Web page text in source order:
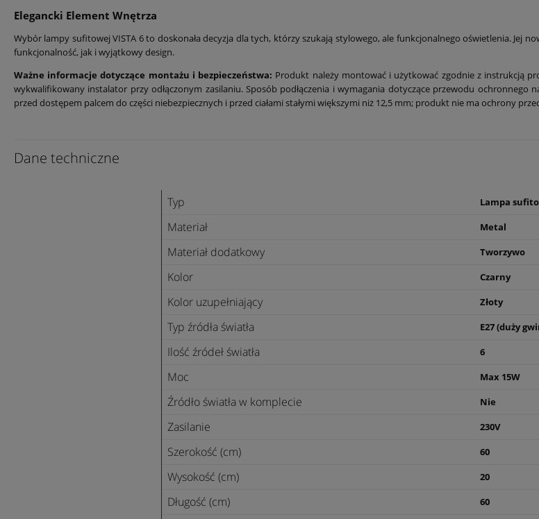
Elegancki Element Wnętrza
Wybór lampy sufitowej VISTA 6 to doskonała decyzja dla tych, którzy szukają stylowego, ale funkcjonalnego oświetlenia. Jej
funkcjonalność, jak i wyjątkowy design.
Ważne informacje dotyczące montażu i bezpieczeństwa: Produkt należy montować i użytkować zgodnie z instrukcją
wykwalifikowany instalator przy odłączonym zasilaniu. Sposób podłączenia i wymagania dotyczące przewodu
przed dostępem palcem do części niebezpiecznych i przed ciałami stałymi większymi niż 12,5 mm; produkt nie ma ochrony
Dane techniczne
Typ Lampa
Materiał Metal
Materiał dodatkowy Tworzywo
Kolor Czarny
Kolor uzupełniający Złoty
Typ źródła światła E27 (duży
Ilość źródeł światła 6
Moc Max 15W
Źródło światła w komplecie Nie
Zasilanie 230V
Szerokość (cm) 60
Wysokość (cm) 20
Długość (cm) 60